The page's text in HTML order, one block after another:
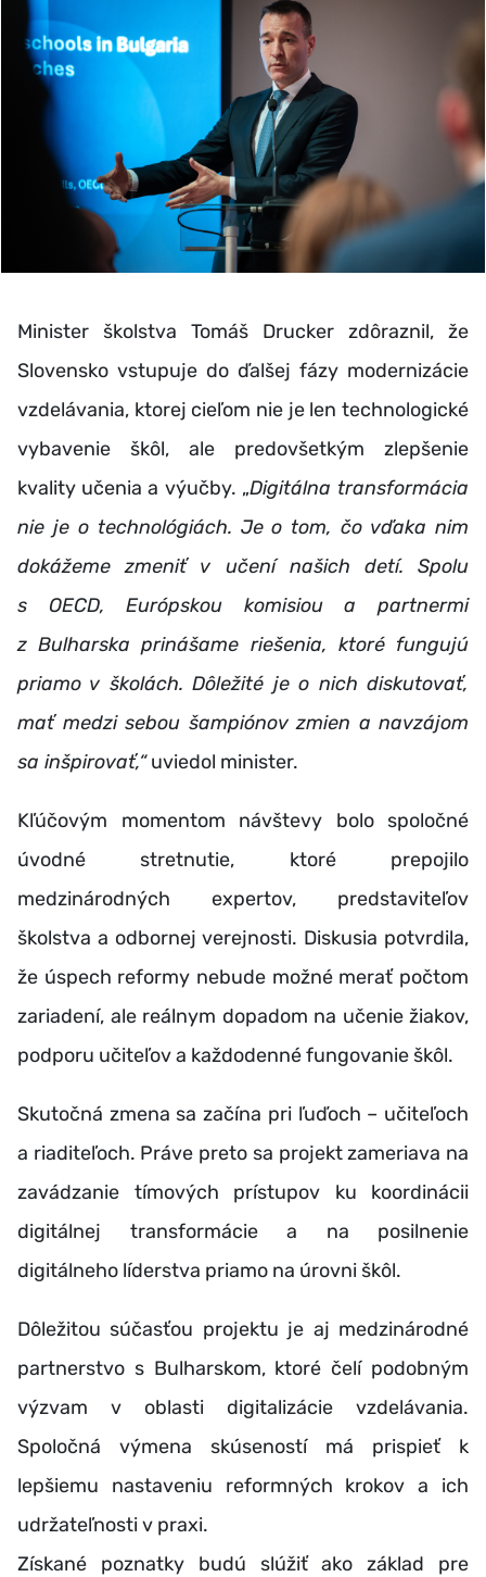
Minister školstva Tomáš Drucker zdôraznil, že
Slovensko vstupuje do ďalšej fázy modernizácie
vzdelávania, ktorej cieľom nie je len technologické
vybavenie škôl, ale predovšetkým zlepšenie
kvality učenia a výučby. „Digitálna transformácia
nie je o technológiách. Je o tom, čo vďaka nim
dokážeme zmeniť v učení našich detí. Spolu
s OECD, Európskou komisiou a partnermi
z Bulharska prinášame riešenia, ktoré fungujú
priamo v školách. Dôležité je o nich diskutovať,
mať medzi sebou šampiónov zmien a navzájom
sa inšpirovať,“uviedol minister.
Kľúčovým momentom návštevy bolo spoločné
úvodné stretnutie, ktoré prepojilo
medzinárodných expertov, predstaviteľov
školstva a odbornej verejnosti. Diskusia potvrdila,
že úspech reformy nebude možné merať počtom
zariadení, ale reálnym dopadom na učenie žiakov,
podporu učiteľov a každodenné fungovanie škôl.
Skutočná zmena sa začína pri ľuďoch – učiteľoch
a riaditeľoch. Práve preto sa projekt zameriava na
zavádzanie tímových prístupov ku koordinácii
digitálnej transformácie a na posilnenie
digitálneho líderstva priamo na úrovni škôl.
Dôležitou súčasťou projektu je aj medzinárodné
partnerstvo s Bulharskom, ktoré čelí podobným
výzvam v oblasti digitalizácie vzdelávania.
Spoločná výmena skúseností má prispieť k
lepšiemu nastaveniu reformných krokov a ich
udržateľnosti v praxi.
Získané poznatky budú slúžiť ako základ pre